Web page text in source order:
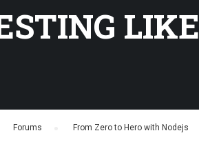
LIKE
Forums From Zero to Hero with Nodejs